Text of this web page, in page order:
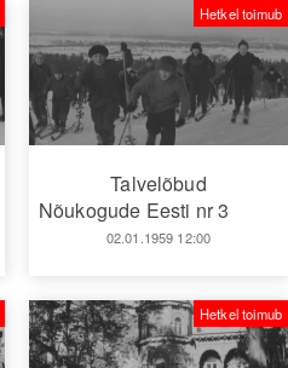
Talvelõbud
Nõukogude Eesti nr 3
02.01.1959 12:00
Hetkel toimub
Hetkel toimub